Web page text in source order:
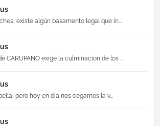
existe algún basamento legal que in...
CARUPANO exige la culminacion de los ...
pero hoy en día nos cegamos la v...